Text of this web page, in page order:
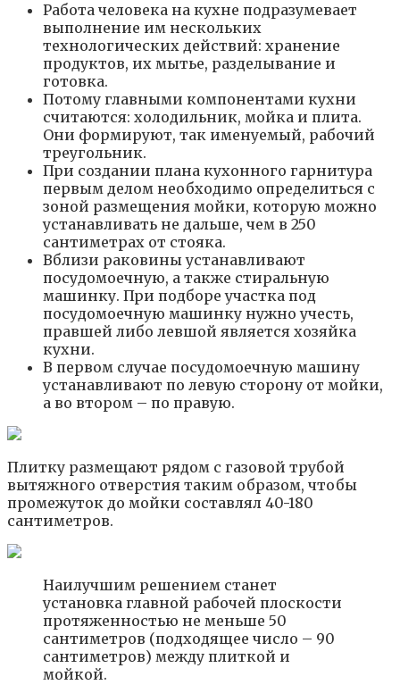
Работа человека на кухне подразумевает
выполнение им нескольких
технологических действий: хранение
продуктов, их мытье, разделывание и
готовка.
Потому главными компонентами кухни
считаются: холодильник, мойка и плита.
Они формируют, так именуемый, рабочий
треугольник.
При создании плана кухонного гарнитура
первым делом необходимо определиться с
зоной размещения мойки, которую можно
устанавливать не дальше, чем в 250
сантиметрах от стояка.
Вблизи раковины устанавливают
посудомоечную, а также стиральную
машинку. При подборе участка под
посудомоечную машинку нужно учесть,
правшей либо левшой является хозяйка
кухни.
В первом случае посудомоечную машину
устанавливают по левую сторону от мойки,
а во втором – по правую.
Плитку размещают рядом с газовой трубой
вытяжного отверстия таким образом, чтобы
промежуток до мойки составлял 40-180
сантиметров.
Наилучшим решением станет
установка главной рабочей плоскости
протяженностью не меньше 50
сантиметров (подходящее число – 90
сантиметров) между плиткой и
мойкой.